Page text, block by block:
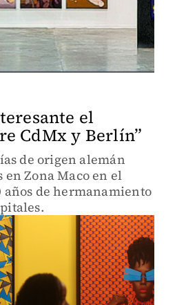
el
CdMx y Berlín”
de origen alemán
en Zona Maco en el
años de hermanamiento